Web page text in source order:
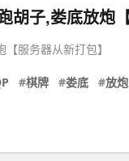
服务器从新打包】
#棋牌 #娄底 #放炮